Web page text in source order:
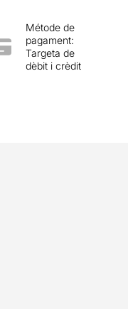
Métode de
pagament:
Targeta de
dèbit i crèdit